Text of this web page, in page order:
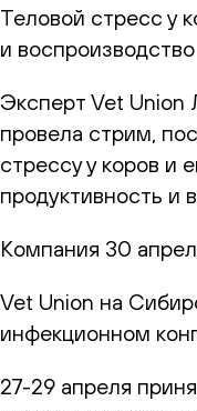
Теловой стресс у
и воспроизводство
Эксперт Vet
провела стрим,
стрессу у коров и
продуктивность и
Компания 30
Vet Union на
инфекционном
27-29 апреля